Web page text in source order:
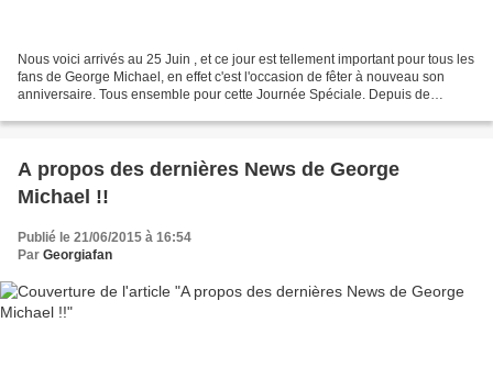
Nous voici arrivés au 25 Juin , et ce jour est tellement important pour tous les
fans de George Michael, en effet c'est l'occasion de fêter à nouveau son
anniversaire. Tous ensemble pour cette Journée Spéciale. Depuis de
A propos des dernières News de George
Michael !!
Publié le 21/06/2015 à 16:54
Par Georgiafan